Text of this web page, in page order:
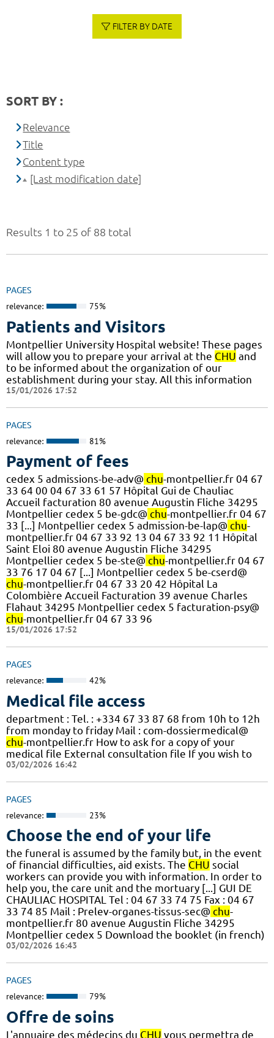
Results 1 to 25 of 88 total
PAGES
relevance: 75%
Patients and Visitors
Montpellier University Hospital website! These pages
will allow you to prepare your arrival at the CHU and
to be informed about the organization of our
establishment during your stay. All this information
15/01/2026 17:52
PAGES
relevance: 81%
Payment of fees
cedex 5 admissions-be-adv@ chu-montpellier.fr 04 67
33 64 00 04 67 33 61 57 Hôpital Gui de Chauliac
Accueil facturation 80 avenue Augustin Fliche 34295
Montpellier cedex 5 be-gdc@ chu-montpellier.fr 04 67
33 [...] Montpellier cedex 5 admission-be-lap@ chu-
montpellier.fr 04 67 33 92 13 04 67 33 92 11 Hôpital
Saint Eloi 80 avenue Augustin Fliche 34295
Montpellier cedex 5 be-ste@ chu-montpellier.fr 04 67
33 76 17 04 67 [...] Montpellier cedex 5 be-cserd@
chu-montpellier.fr 04 67 33 20 42 Hôpital La
Colombière Accueil Facturation 39 avenue Charles
Flahaut 34295 Montpellier cedex 5 facturation-psy@
chu-montpellier.fr 04 67 33 96
15/01/2026 17:52
PAGES
relevance: 42%
Medical file access
department : Tel. : +334 67 33 87 68 from 10h to 12h
from monday to friday Mail : com-dossiermedical@
chu-montpellier.fr How to ask for a copy of your
medical file External consultation file If you wish to
03/02/2026 16:42
PAGES
relevance: 23%
Choose the end of your life
the funeral is assumed by the family but, in the event
of financial difficulties, aid exists. The CHU social
workers can provide you with information. In order to
help you, the care unit and the mortuary [...] GUI DE
CHAULIAC HOSPITAL Tel : 04 67 33 74 75 Fax : 04 67
33 74 85 Mail : Prelev-organes-tissus-sec@ chu-
montpellier.fr 80 avenue Augustin Fliche 34295
Montpellier cedex 5 Download the booklet (in french)
03/02/2026 16:43
PAGES
relevance: 79%
Offre de soins
L'annuaire des médecins du CHU vous permettra de
FILTER BY DATE
SORT BY :
Relevance
Title
Content type
[Last modification date]